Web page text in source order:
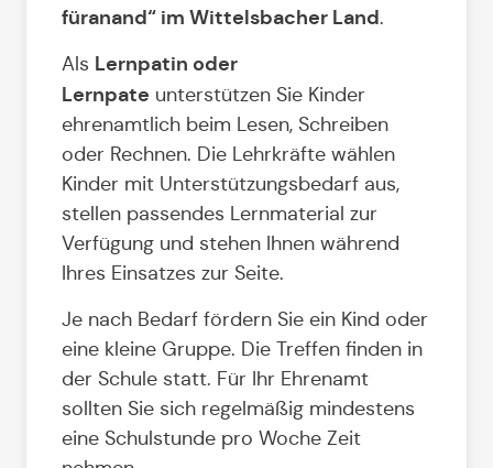
füranand“ im Wittelsbacher Land.
Als Lernpatin oder
Lernpate unterstützen Sie Kinder
ehrenamtlich beim Lesen, Schreiben
oder Rechnen. Die Lehrkräfte wählen
Kinder mit Unterstützungsbedarf aus,
stellen passendes Lernmaterial zur
Verfügung und stehen Ihnen während
Ihres Einsatzes zur Seite.
Je nach Bedarf fördern Sie ein Kind oder
eine kleine Gruppe. Die Treffen finden in
der Schule statt. Für Ihr Ehrenamt
sollten Sie sich regelmäßig mindestens
eine Schulstunde pro Woche Zeit